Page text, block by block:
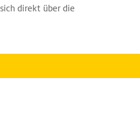
direkt über die